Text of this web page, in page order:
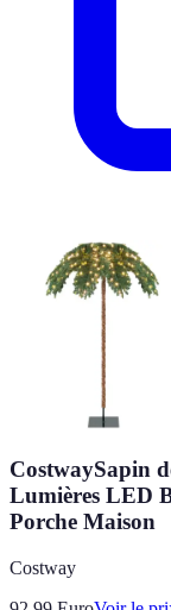
CostwaySapin
Lumières LED
Porche Maison
Costway